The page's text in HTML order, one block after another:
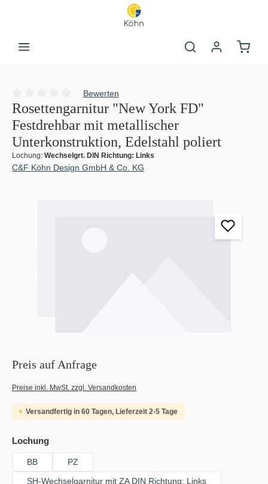
Durchschnittliche Bewertung von 0 von 5 Sternen
Bewerten
Rosettengarnitur "New York FD"
Festdrehbar mit metallischer
Unterkonstruktion, Edelstahl poliert
Lochung: Wechselgrt. DIN Richtung: Links
C&F Köhn Design GmbH & Co. KG
Preis auf Anfrage
Preise inkl. MwSt. zzgl. Versandkosten
Versandfertig in 60 Tagen, Lieferzeit 2-5 Tage
Lochungauswählen
BB
PZ
SH-Wechselgarnitur mit ZA DIN Richtung: Links